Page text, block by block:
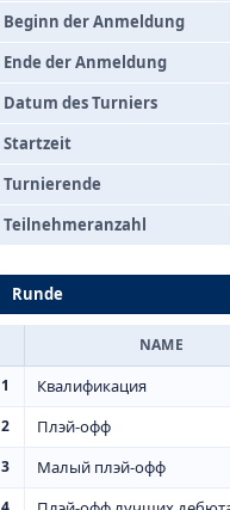
Beginn der Anmeldung
Ende der Anmeldung
Datum des Turniers
Startzeit
Turnierende
Teilnehmeranzahl
Runde
NAME
1
Квалификация
2 Плэй-офф
3 Малый плэй-офф